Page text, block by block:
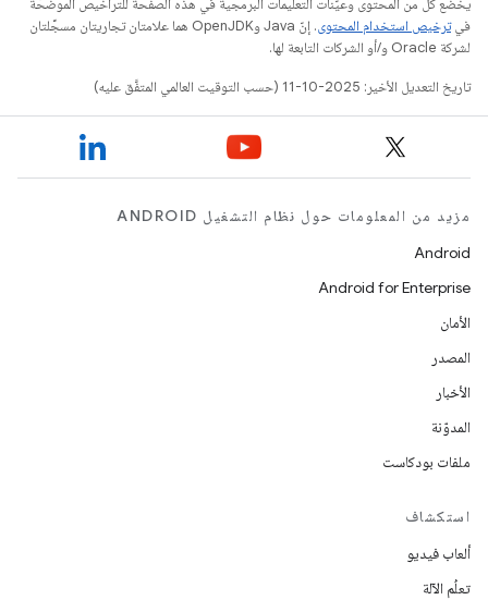
يخضع كل من المحتوى وعيّنات التعليمات البرمجية في هذه الصفحة للتراخيص الموضحّة
فيترخيص استخدام المحتوى
. إنّ Java وOpenJDK هما علامتان تجاريتان مسجَّلتان
لشركة Oracle و/أو الشركات التابعة لها.
تاريخ التعديل الأخير: 2025-10-11 (حسب التوقيت العالمي المتفَّق عليه)
مزيد من المعلومات حول نظام التشغيل ANDROID
Android
Android for Enterprise
الأمان
المصدر
الأخبار
المدوّنة
ملفات بودكاست
استكشاف
ألعاب فيديو
تعلُم الآلة